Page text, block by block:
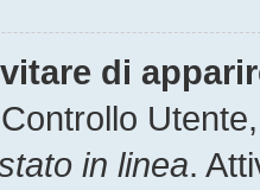
di
in linea.